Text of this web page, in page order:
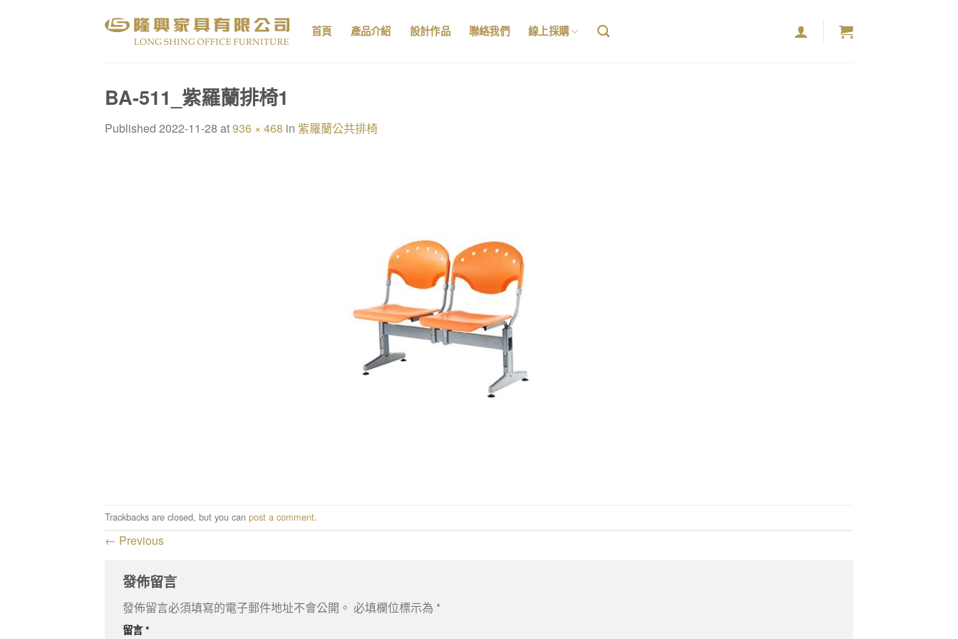
首頁 產品介紹 設計作品 聯絡我們 線上採購
BA-511_紫羅蘭排椅1
Published 2022-11-28 at936 × 468 in 紫羅蘭公共排椅
Trackbacks are closed, but you can post a comment.
← Previous
發佈留言
發佈留言必須填寫的電子郵件地址不會公開。 必填欄位標示為 *
留言*